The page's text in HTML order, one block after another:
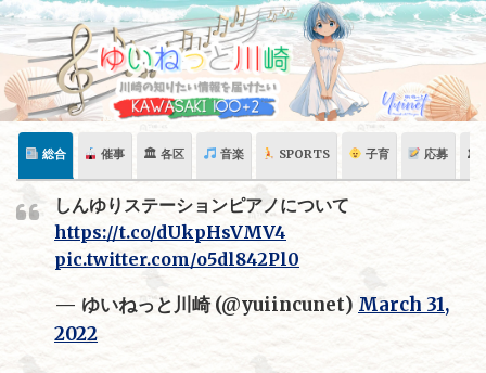
Skip
content
総合 催事 🏛 各区 音楽 SPORTS 子育 応募 🏛
しんゆりステーションピアノについて
https://t.co/dUkpHsVMV4
pic.twitter.com/o5dl842Pl0
— ゆいねっと川崎 (@yuiincunet) March 31,
2022